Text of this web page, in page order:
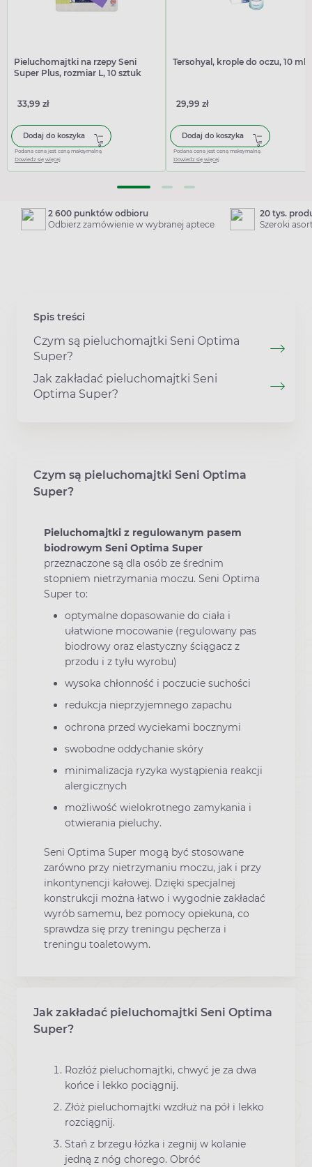
Pieluchomajtki na rzepy Seni
Super Plus, rozmiar L, 10 sztuk
33,99 zł
Dodaj do koszyka
Podana cena jest ceną maksymalną
Dowiedz się więcej
Tersohyal, krople do oczu, 10 ml
29,99 zł
Dodaj do koszyka
Podana cena jest ceną maksymalną
Dowiedz się więcej
2 600 punktów odbioru
Odbierz zamówienie w wybranej aptece
20 tys.
Szeroki
Spis treści
Czym są pieluchomajtki Seni Optima
Super?
Jak zakładać pieluchomajtki Seni
Optima Super?
Czym są pieluchomajtki Seni Optima
Super?
Pieluchomajtki z regulowanym pasem
biodrowym Seni Optima Super
przeznaczone są dla osób ze średnim
stopniem nietrzymania moczu. Seni Optima
Super to:
optymalne dopasowanie do ciała i
ułatwione mocowanie (regulowany pas
biodrowy oraz elastyczny ściągacz z
przodu i z tyłu wyrobu)
wysoka chłonność i poczucie suchości
redukcja nieprzyjemnego zapachu
ochrona przed wyciekami bocznymi
swobodne oddychanie skóry
minimalizacja ryzyka wystąpienia reakcji
alergicznych
możliwość wielokrotnego zamykania i
otwierania pieluchy.
Seni Optima Super mogą być stosowane
zarówno przy nietrzymaniu moczu, jak i przy
inkontynencji kałowej. Dzięki specjalnej
konstrukcji można łatwo i wygodnie zakładać
wyrób samemu, bez pomocy opiekuna, co
sprawdza się przy treningu pęcherza i
treningu toaletowym.
Jak zakładać pieluchomajtki Seni Optima
Super?
Rozłóż pieluchomajtki, chwyć je za dwa
końce i lekko pociągnij.
Złóż pieluchomajtki wzdłuż na pół i lekko
rozciągnij.
Stań z brzegu łóżka i zegnij w kolanie
jedną z nóg chorego. Obróć